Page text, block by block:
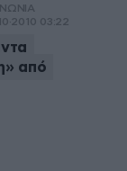
03:22
από